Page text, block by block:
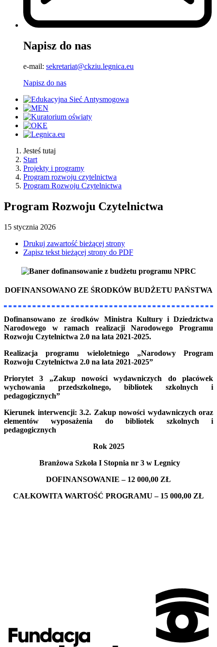
Napisz do nas
e-mail: sekretariat@ckziu.legnica.eu
Napisz do nas
Jesteś tutaj
Start
Projekty i programy
Program rozwoju czytelnictwa
Program Rozwoju Czytelnictwa
Program Rozwoju Czytelnictwa
15 stycznia 2026
Drukuj zawartość bieżącej strony
Zapisz tekst bieżącej strony do PDF
DOFINANSOWANO ZE ŚRODKÓW BUDŻETU PAŃSTWA
Dofinansowano ze środków Ministra Kultury i Dziedzictwa
Narodowego w ramach realizacji Narodowego Programu
Rozwoju Czytelnictwa 2.0 na lata 2021-2025.
Realizacja programu wieloletniego „Narodowy Program
Rozwoju Czytelnictwa 2.0 na lata 2021-2025”
Priorytet 3 „Zakup nowości wydawniczych do placówek
wychowania przedszkolnego, bibliotek szkolnych i
pedagogicznych”
Kierunek interwencji: 3.2. Zakup nowości wydawniczych oraz
elementów wyposażenia dobibliotek szkolnych i
pedagogicznych
Rok 2025
Branżowa Szkoła I Stopnia nr 3 w Legnicy
DOFINANSOWANIE – 12 000,00 ZŁ
CAŁKOWITA WARTOŚĆ PROGRAMU – 15 000,00 ZŁ